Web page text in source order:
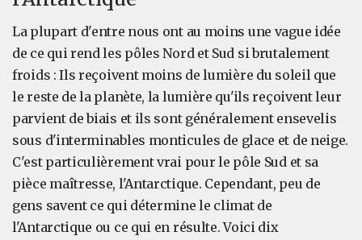
La plupart d'entre nous ont au moins une vague idée
de ce qui rend les pôles Nord et Sud si brutalement
froids : Ils reçoivent moins de lumière du soleil que
le reste de la planète, la lumière qu'ils reçoivent leur
parvient de biais et ils sont généralement ensevelis
sous d'interminables monticules de glace et de neige.
C'est particulièrement vrai pour le pôle Sud et sa
pièce maîtresse, l'Antarctique. Cependant, peu de
gens savent ce qui détermine le climat de
l'Antarctique ou ce qui en résulte. Voici dix